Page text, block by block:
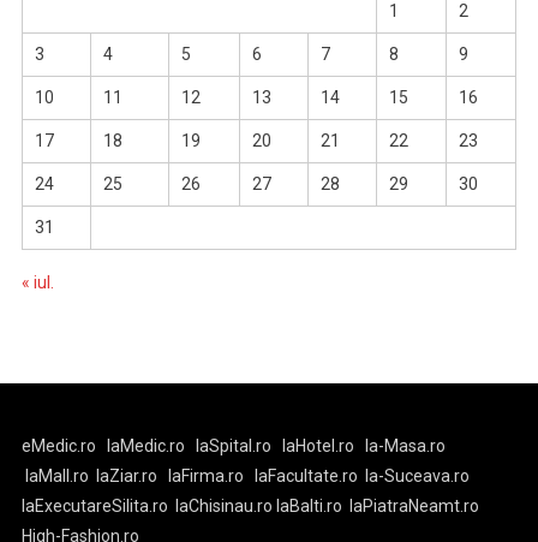
1 2
3 4 5 6 7 8 9
10 11 12 13 14 15 16
17 18 19 20 21 22 23
24 25 26 27 28 29 30
31
« iul.
eMedic.ro laMedic.ro laSpital.ro laHotel.ro
la-Masa.ro
laMall.ro
laZiar.ro laFirma.ro laFacultate.ro
la-Suceava.ro
laExecutareSilita.ro
laChisinau.ro laBalti.ro
laPiatraNeamt.ro
High-Fashion.ro